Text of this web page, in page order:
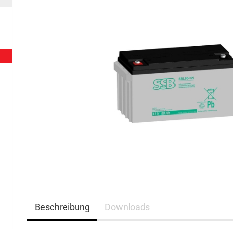
Beschreibung Downloads